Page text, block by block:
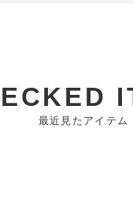
最近見たアイテム